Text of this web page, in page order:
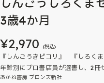
しんごうしろくま
3歳4か月
¥2,970 (税込)
『しんごうきピコリ』 『しろくま
年齢別にプロ書店員が選書し、2冊
あかね書房 ブロンズ新社